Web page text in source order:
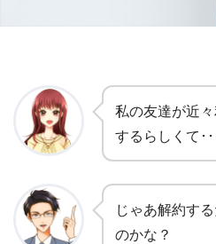
私の友達が近
するらしくて･･
じゃあ解約す
のかな？